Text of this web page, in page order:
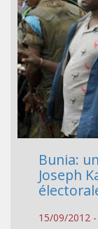
Bunia:
Joseph
15/09/2012